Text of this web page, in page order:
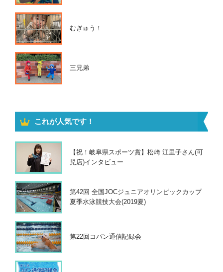
むぎゅう！
三兄弟
これが人気です！
【祝！岐阜県スポーツ賞】松崎 江里子さん(可
児店)インタビュー
第42回 全国JOCジュニアオリンピックカップ
夏季水泳競技大会(2019夏)
第22回コパン通信記録会